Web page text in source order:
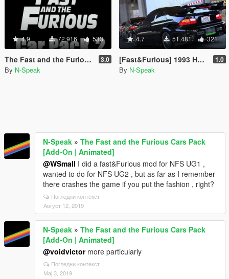
4.9 72.916 533
The Fast and the Furious Cars Pack 2 [Add-On | Animated] 3.0
By N-Speak
4.7 51.481 321
[Fast&Furious] 1993 Honda Civic EJ1 [Add-on] 1.0
By N-Speak
N-Speak » The Fast and the Furious Cars Pack
[Add-On | Animated]
@WSmall I did a fast&Furious mod for NFS UG1 ,
wanted to do for NFS UG2 , but as far as I remember
there crashes the game if you put the fashion , right?
Погледни контекст
Август 12, 2019
N-Speak » The Fast and the Furious Cars Pack
[Add-On | Animated]
@voidvictormore particularly
Погледни контекст
Мај 3, 2019